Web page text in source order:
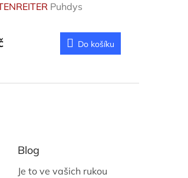
Puhdys
Do košíku
Blog
Je to ve vašich rukou